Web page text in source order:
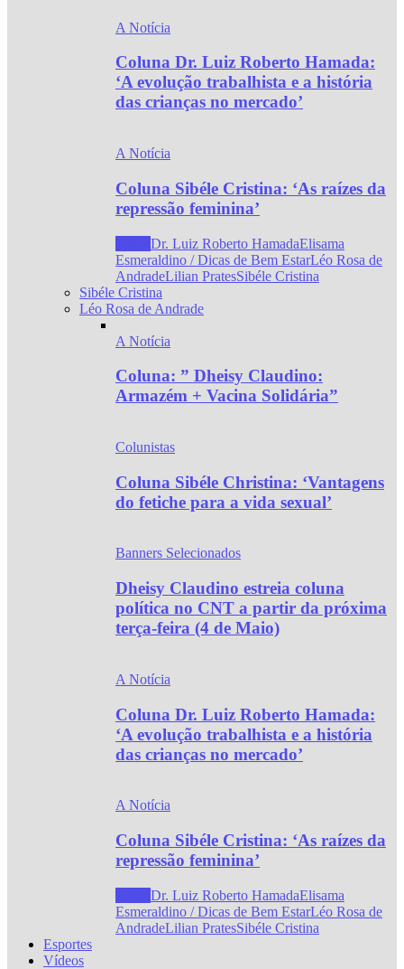
A Notícia
Coluna Dr. Luiz Roberto Hamada:
‘A evolução trabalhista e a história
das crianças no mercado’
A Notícia
Coluna Sibéle Cristina: ‘As raízes da
repressão feminina’
Dr. Luiz Roberto HamadaElisama
Esmeraldino / Dicas de Bem EstarLéo Rosa de
AndradeLilian PratesSibéle Cristina
Sibéle Cristina
Léo Rosa de Andrade
A Notícia
Coluna: ” Dheisy Claudino:
Armazém + Vacina Solidária”
Colunistas
Coluna Sibéle Christina: ‘Vantagens
do fetiche para a vida sexual’
Banners Selecionados
Dheisy Claudino estreia coluna
política no CNT a partir da próxima
terça-feira (4 de Maio)
A Notícia
Coluna Dr. Luiz Roberto Hamada:
‘A evolução trabalhista e a história
das crianças no mercado’
A Notícia
Coluna Sibéle Cristina: ‘As raízes da
repressão feminina’
Dr. Luiz Roberto HamadaElisama
Esmeraldino / Dicas de Bem EstarLéo Rosa de
AndradeLilian PratesSibéle Cristina
Esportes
Vídeos